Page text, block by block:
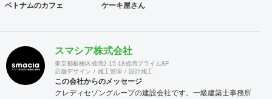
ベトナムのカフェ ケーキ屋さん
スマシア株式会社
東京都板橋区成増2-15-18成増プライム8F
店舗デザイン
施工管理 設計施工
この会社からのメッセージ
クレディセゾングループの建設会社です。一級建築士事務所